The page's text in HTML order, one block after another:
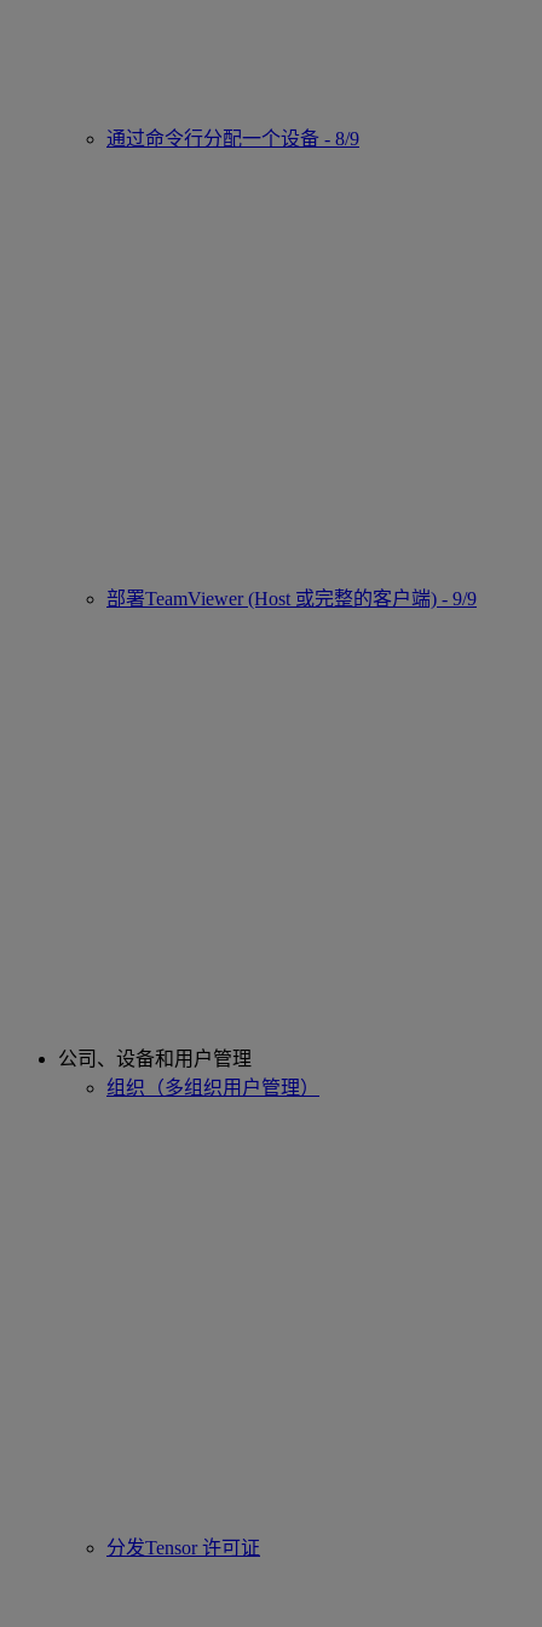
通过命令行分配一个设备 - 8/9
部署TeamViewer (Host 或完整的客户端) - 9/9
公司、设备和用户管理
组织（多组织用户管理）
分发Tensor 许可证